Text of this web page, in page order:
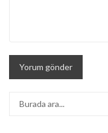
Arama: